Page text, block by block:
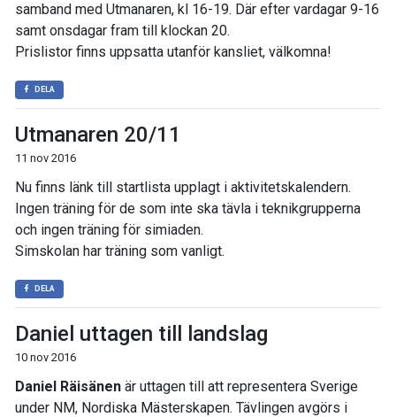
samband med Utmanaren, kl 16-19. Där efter vardagar 9-16
samt onsdagar fram till klockan 20.
Prislistor finns uppsatta utanför kansliet, välkomna!
DELA
Utmanaren 20/11
11 nov 2016
Nu finns länk till startlista upplagt i aktivitetskalendern.
Ingen träning för de som inte ska tävla i teknikgrupperna
och ingen träning för simiaden.
Simskolan har träning som vanligt.
DELA
Daniel uttagen till landslag
10 nov 2016
Daniel Räisänen är uttagen till att representera Sverige
under NM, Nordiska Mästerskapen. Tävlingen avgörs i